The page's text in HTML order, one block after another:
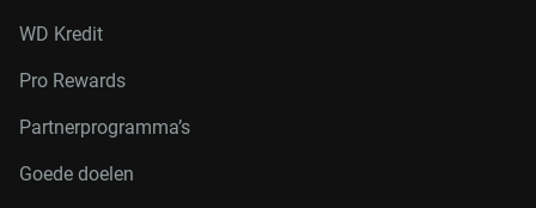
WD Kredit
Pro Rewards
Partnerprogramma’s
Goede doelen